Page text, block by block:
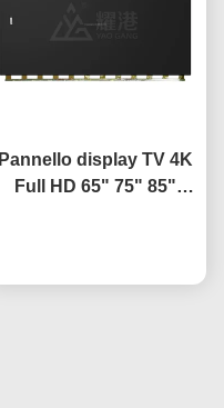
Pannello display TV 4K
Full HD 65" 75" 85"